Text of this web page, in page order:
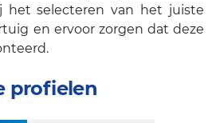
het selecteren van het juiste
en ervoor zorgen dat deze
profielen